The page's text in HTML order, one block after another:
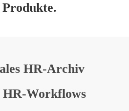
Pro­duk­te.
HR-Archiv
Work­flows